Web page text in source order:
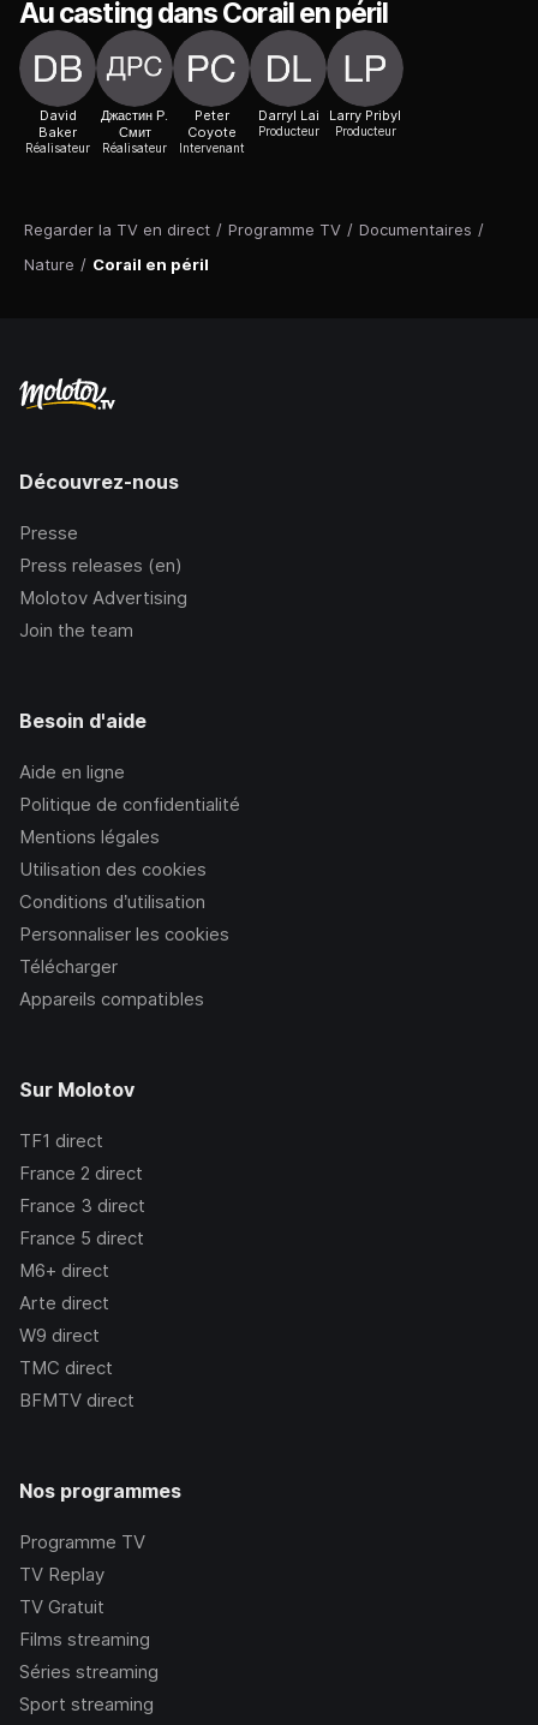
Regarder la TV en direct / Programme TV / Documentaires /
Nature / Corail en péril
Au casting dans Corail en péril
David
Baker
Réalisateur
Джастин Р.
Смит
Réalisateur
Peter
Coyote
Intervenant
Darryl Lai
Producteur
Larry Pribyl
Producteur
Découvrez-nous
Presse
Press releases (en)
Molotov Advertising
Join the team
Besoin d'aide
Aide en ligne
Politique de confidentialité
Mentions légales
Utilisation des cookies
Conditions d’utilisation
Personnaliser les cookies
Télécharger
Appareils compatibles
Sur Molotov
TF1 direct
France 2 direct
France 3 direct
France 5 direct
M6+ direct
Arte direct
W9 direct
TMC direct
BFMTV direct
Nos programmes
Programme TV
TV Replay
TV Gratuit
Films streaming
Séries streaming
Sport streaming